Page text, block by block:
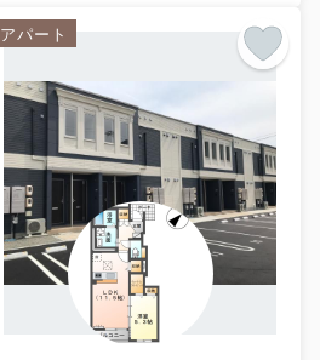
アパート